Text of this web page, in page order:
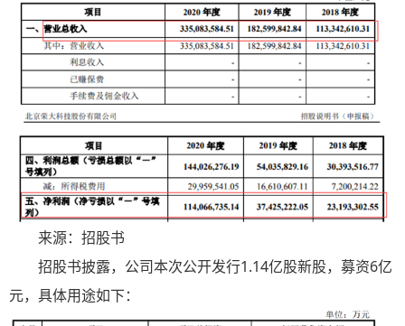
来源：招股书
招股书披露，公司本次公开发行1.14亿股新股，募资6亿
元，具体用途如下：